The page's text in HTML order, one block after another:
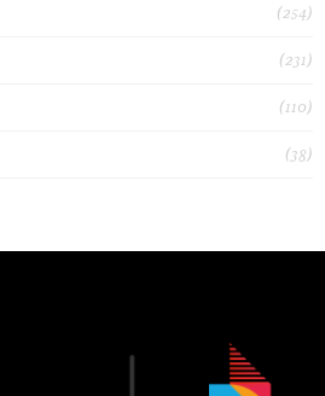
(254)
(231)
(110)
(38)